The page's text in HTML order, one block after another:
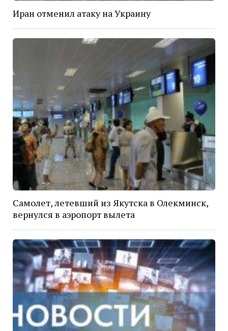
Иран отменил атаку на Украину
Самолет, летевший из Якутска в Олекминск,
вернулся в аэропорт вылета